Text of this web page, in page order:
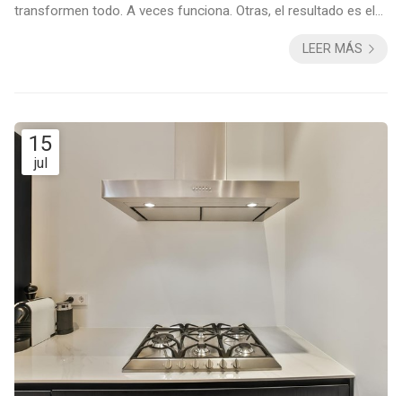
transformen todo. A veces funciona. Otras, el resultado es el
dónde y por qué se usan. Para resolver estos enigmas, nada
LEER MÁS
15
jul